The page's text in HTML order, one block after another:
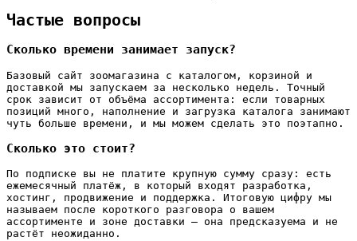
Частые вопросы
Сколько времени занимает запуск?
Базовый сайт зоомагазина с каталогом, корзиной и
доставкой мы запускаем за несколько недель. Точный
срок зависит от объёма ассортимента: если товарных
позиций много, наполнение и загрузка каталога занимают
чуть больше времени, и мы можем сделать это поэтапно.
Сколько это стоит?
По подписке вы не платите крупную сумму сразу: есть
ежемесячный платёж, в который входят разработка,
хостинг, продвижение и поддержка. Итоговую цифру мы
называем после короткого разговора о вашем
ассортименте и зоне доставки — она предсказуема и не
растёт неожиданно.